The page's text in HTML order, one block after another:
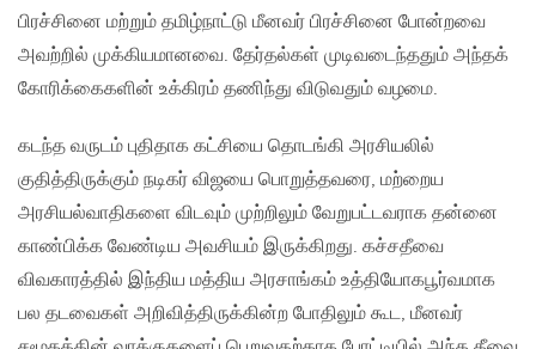
பிரச்சினை மற்றும் தமிழ்நாட்டு மீனவர் பிரச்சினை போன்றவை
அவற்றில் முக்கியமானவை. தேர்தல்கள் முடிவடைந்ததும் அந்தக்
கோரிக்கைகளின் உக்கிரம் தணிந்து விடுவதும் வழமை.
கடந்த வருடம் புதிதாக கட்சியை தொடங்கி அரசியலில்
குதித்திருக்கும் நடிகர் விஜயை பொறுத்தவரை, மற்றைய
அரசியல்வாதிகளை விடவும் முற்றிலும் வேறுபட்டவராக தன்னை
காண்பிக்க வேண்டிய அவசியம் இருக்கிறது. கச்சதீவை
விவகாரத்தில் இந்திய மத்திய அரசாங்கம் உத்தியோகபூர்வமாக
பல தடவைகள் அறிவித்திருக்கின்ற போதிலும் கூட, மீனவர்